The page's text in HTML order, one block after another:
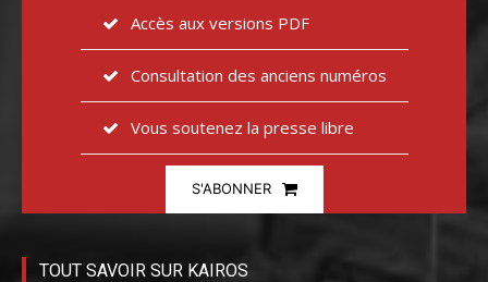
Accès aux versions PDF
Consultation des anciens numéros
Vous soutenez la presse libre
S'ABONNER
TOUT SAVOIR SUR KAIROS